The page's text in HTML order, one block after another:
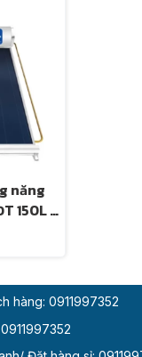
năng
150L -
hàng: 0911997352
0911997352